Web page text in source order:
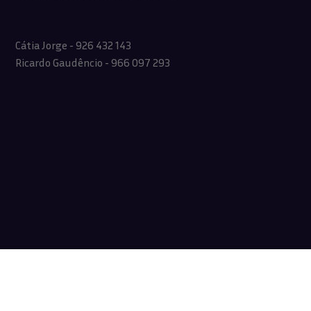
Cátia Jorge - 926 432 143
Ricardo Gaudêncio - 966 097 293